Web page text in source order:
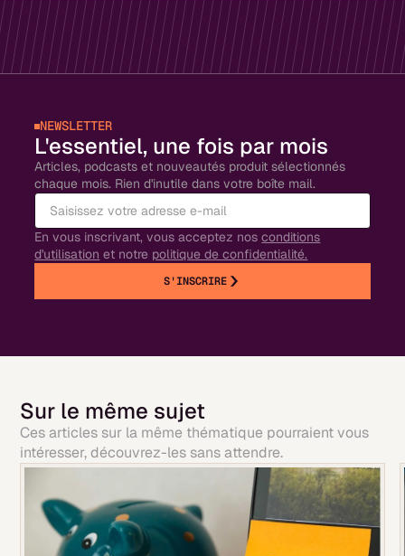
NEWSLETTER
L'essentiel, une fois par mois
Articles, podcasts et nouveautés produit sélectionnés
chaque mois. Rien d'inutile dans votre boîte mail.
En vous inscrivant, vous acceptez nosconditions
d'utilisation et notre politique de confidentialité.
S'INSCRIRE
Sur le même sujet
Ces articles sur la même thématique pourraient vous
intéresser, découvrez-les sans attendre.